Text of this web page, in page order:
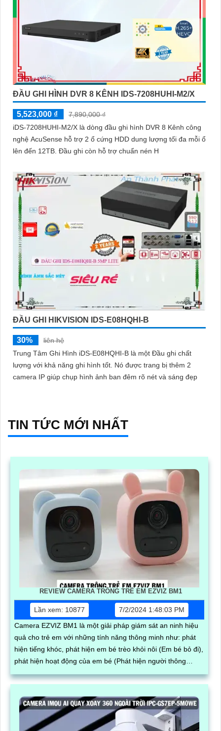
ĐẦU GHI HÌNH DVR 8 KÊNH IDS-7208HUHI-M2/X
5,523,000 ₫
7,890,000 ₫
iDS-7208HUHI-M2/X là dòng đầu ghi hình DVR 8 Kênh công
nghệ AcuSense hỗ trợ 2 ổ cứng HDD dung lượng tối đa mỗi ổ
lên đến 12TB. Đầu ghi còn hỗ trợ chuẩn nén H
ĐẦU GHI HIKVISION IDS-E08HQHI-B
30%
liên hệ
Trung Tâm Ghi Hình iDS-E08HQHI-B là một Đầu ghi chất
lượng với khả năng ghi hình tốt. Nó được trang bị thêm 2
camera IP giúp chụp hình ảnh ban đêm rõ nét và sáng đẹp
TIN TỨC MỚI NHẤT
REVIEW CAMERA TRÔNG TRẺ EM EZVIZ BM1
Lần xem: 10877
7/2/2024 1:48:03 PM
Camera EZVIZ BM1 là một giải pháp giám sát an ninh hiệu
quả cho trẻ em với những tính năng thông minh như: phát
hiện tiếng khóc, phát hiện em bé trèo khỏi nôi (Em bé bỏ đi),
phát hiện hoạt động của em bé (Phát hiện người thông
minh).